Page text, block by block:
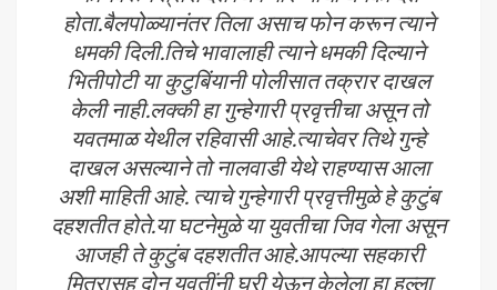
होता.बैलपोळ्यानंतर तिला असाच फोन करून त्याने
धमकी दिली.तिचे भावालाही त्याने धमकी दिल्याने
भितीपोटी या कुटुबिंयानी पोलीसात तक्रार दाखल
केली नाही.लक्की हा गुन्हेगारी प्रवृत्तीचा असून तो
यवतमाळ येथील रहिवासी आहे.त्याचेवर तिथे गुन्हे
दाखल असल्याने तो नालवाडी येथे राहण्यास आला
अशी माहिती आहे. त्याचे गुन्हेगारी प्रवृत्तीमुळे हे कुटुंब
दहशतीत होते.या घटनेमुळे या युवतीचा जिव गेला असून
आजही ते कुटुंब दहशतीत आहे.आपल्या सहकारी
मित्रासह दोन युवतींनी घरी येऊन केलेला हा हल्ला